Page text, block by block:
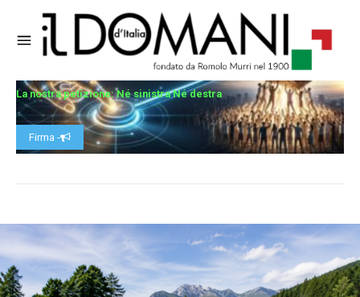
La nostra petizione: Né sinistra Né destra
Firma -